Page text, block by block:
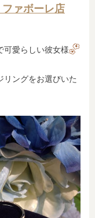
ァボーレ店
可愛らしい彼女様
リングをお選びいた